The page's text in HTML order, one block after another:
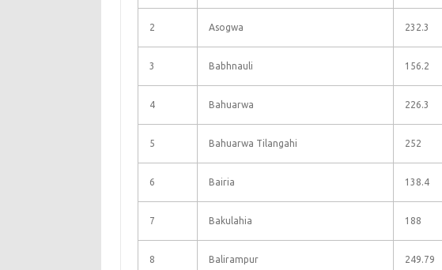
2 Asogwa 232.3
3 Babhnauli 156.2
4 Bahuarwa 226.3
5 Bahuarwa Tilangahi 252
6 Bairia 138.4
7 Bakulahia 188
8 Balirampur 249.79